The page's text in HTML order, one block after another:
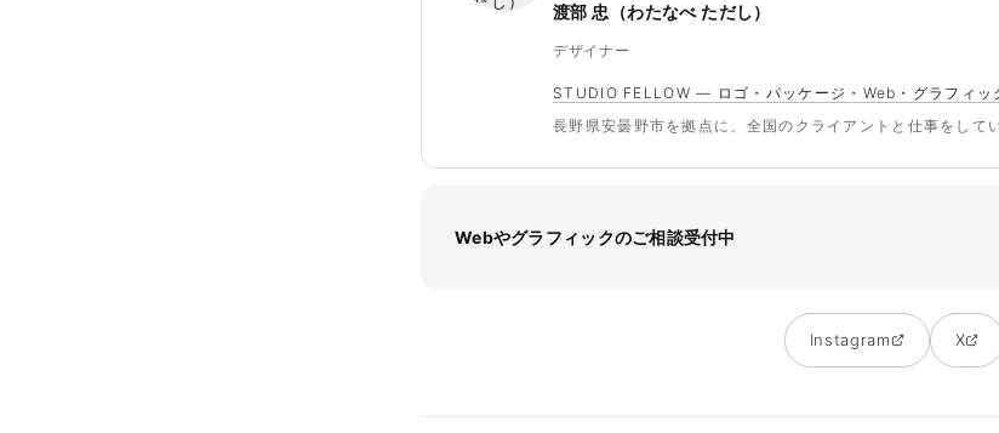
渡部 忠（わたなべ ただし）
デザイナー
STUDIO FELLOW — ロゴ・パッケージ・Web・グラフィッ
長野県安曇野市を拠点に、全国のクライアントと仕事をして
Webやグラフィックのご相談受付中
Instagram X